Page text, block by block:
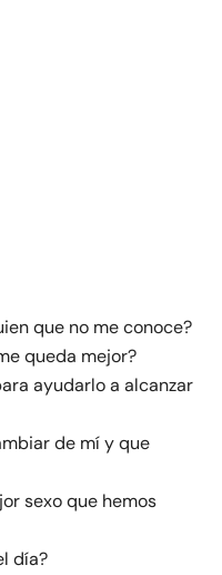
que no me conoce?
queda mejor?
ayudarlo a alcanzar
de mí y que
sexo que hemos
día?